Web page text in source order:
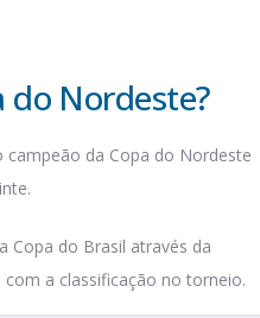
do Nordeste?
campeão da Copa do Nordeste
Copa do Brasil através da
a classificação no torneio.